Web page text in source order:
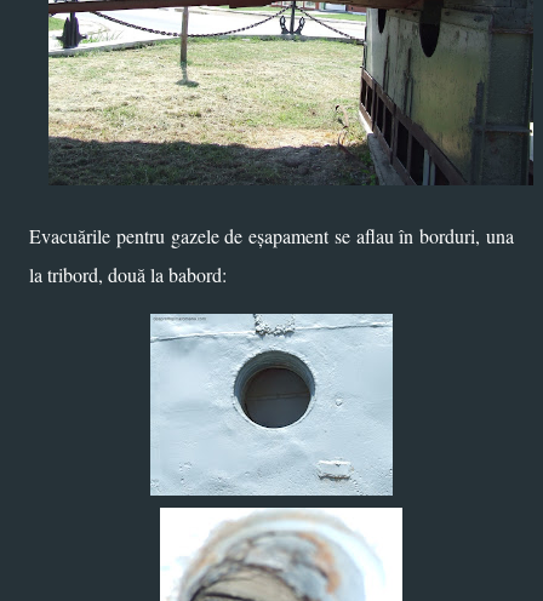
Evacuările pentru gazele de eșapament se aflau în borduri, una
la tribord, două la babord: